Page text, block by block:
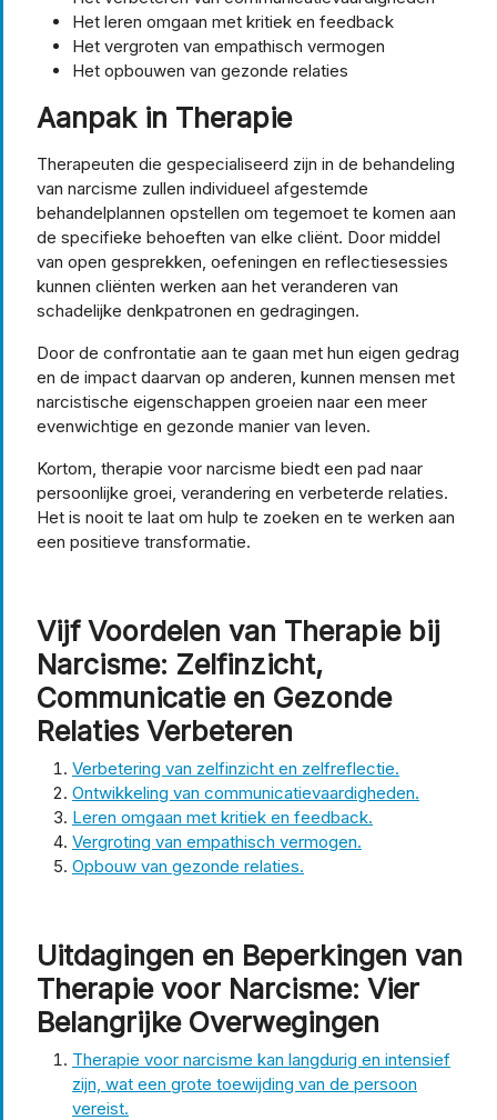
Het leren omgaan met kritiek en feedback
Het vergroten van empathisch vermogen
Het opbouwen van gezonde relaties
Aanpak in Therapie
Therapeuten die gespecialiseerd zijn in de behandeling
van narcisme zullen individueel afgestemde
behandelplannen opstellen om tegemoet te komen aan
de specifieke behoeften van elke cliënt. Door middel
van open gesprekken, oefeningen en reflectiesessies
kunnen cliënten werken aan het veranderen van
schadelijke denkpatronen en gedragingen.
Door de confrontatie aan te gaan met hun eigen gedrag
en de impact daarvan op anderen, kunnen mensen met
narcistische eigenschappen groeien naar een meer
evenwichtige en gezonde manier van leven.
Kortom, therapie voor narcisme biedt een pad naar
persoonlijke groei, verandering en verbeterde relaties.
Het is nooit te laat om hulp te zoeken en te werken aan
een positieve transformatie.
Vijf Voordelen van Therapie bij
Narcisme: Zelfinzicht,
Communicatie en Gezonde
Relaties Verbeteren
Verbetering van zelfinzicht en zelfreflectie.
Ontwikkeling van communicatievaardigheden.
Leren omgaan met kritiek en feedback.
Vergroting van empathisch vermogen.
Opbouw van gezonde relaties.
Uitdagingen en Beperkingen van
Therapie voor Narcisme: Vier
Belangrijke Overwegingen
Therapie voor narcisme kan langdurig en intensief
zijn, wat een grote toewijding van de persoon
vereist.